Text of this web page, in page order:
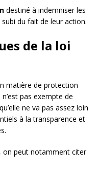
destiné à indemniser les
du fait de leur action.
de la loi
matière de protection
n’est pas exempte de
ne va pas assez loin
à la transparence et
on peut notamment citer